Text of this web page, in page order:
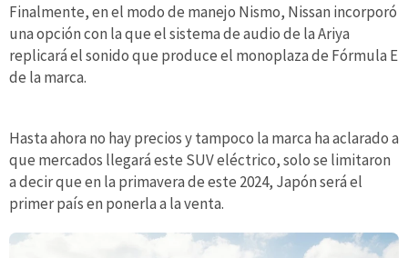
Finalmente, en el modo de manejo Nismo, Nissan incorporó
una opción con la que el sistema de audio de la Ariya
replicará el sonido que produce el monoplaza de Fórmula E
de la marca.
Hasta ahora no hay precios y tampoco la marca ha aclarado a
que mercados llegará este SUV eléctrico, solo se limitaron
a decir que en la primavera de este 2024, Japón será el
primer país en ponerla a la venta.